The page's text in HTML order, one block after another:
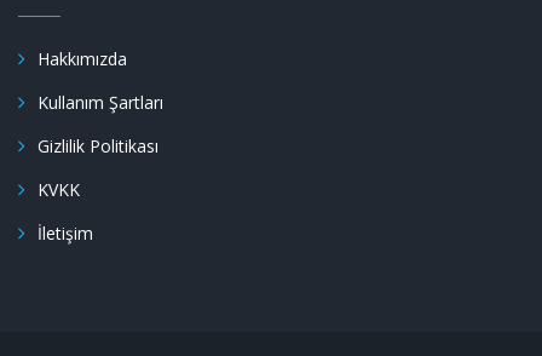
Hakkımızda
Kullanım Şartları
Gizlilik Politikası
KVKK
İletişim